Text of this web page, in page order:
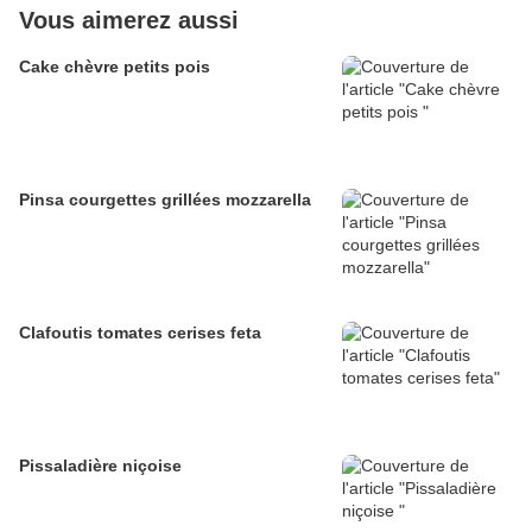
Vous aimerez aussi
Cake chèvre petits pois
Pinsa courgettes grillées mozzarella
Clafoutis tomates cerises feta
Pissaladière niçoise